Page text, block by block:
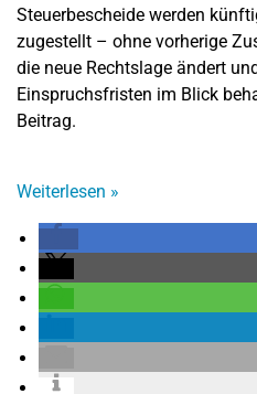
Steuerbescheide werden
zugestellt – ohne vorherige
die neue Rechtslage ändert
Einspruchsfristen im Blick
Beitrag.
Weiterlesen »